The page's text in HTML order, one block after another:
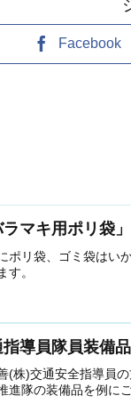
Facebook
ラマキ用ポリ袋
ポリ袋、ゴミ袋はい
す。
指導員隊員装備品
(株)交通安全指導員
進隊の装備品を例に